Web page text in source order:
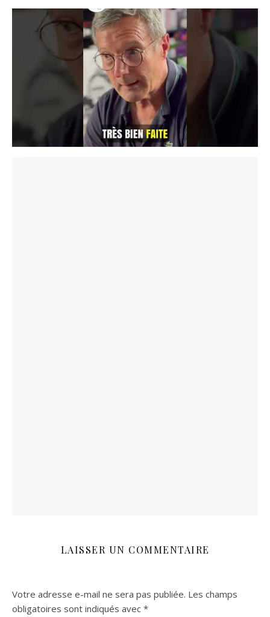
LAISSER UN COMMENTAIRE
Votre adresse e-mail ne sera pas publiée. Les champs
obligatoires sont indiqués avec *